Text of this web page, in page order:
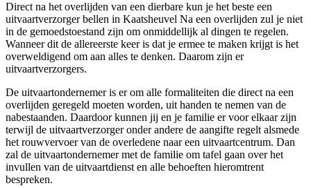
Direct na het overlijden van een dierbare kun je het beste een
uitvaartverzorger bellen in Kaatsheuvel Na een overlijden zul je niet
in de gemoedstoestand zijn om onmiddellijk al dingen te regelen.
Wanneer dit de allereerste keer is dat je ermee te maken krijgt is het
overweldigend om aan alles te denken. Daarom zijn er
uitvaartverzorgers.
De uitvaartondernemer is er om alle formaliteiten die direct na een
overlijden geregeld moeten worden, uit handen te nemen van de
nabestaanden. Daardoor kunnen jij en je familie er voor elkaar zijn
terwijl de uitvaartverzorger onder andere de aangifte regelt alsmede
het rouwvervoer van de overledene naar een uitvaartcentrum. Dan
zal de uitvaartondernemer met de familie om tafel gaan over het
invullen van de uitvaartdienst en alle behoeften hieromtrent
bespreken.